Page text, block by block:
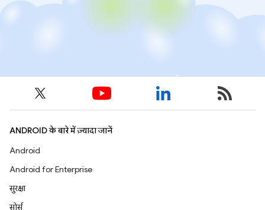
ANDROID के बारे में ज़्यादा जानें
Android
Android for Enterprise
सुरक्षा
सोर्स